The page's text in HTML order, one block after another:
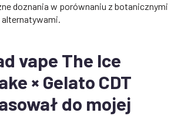
doznania w porównaniu z botanicznymi
vape The Ice
× Gelato CDT
do mojej